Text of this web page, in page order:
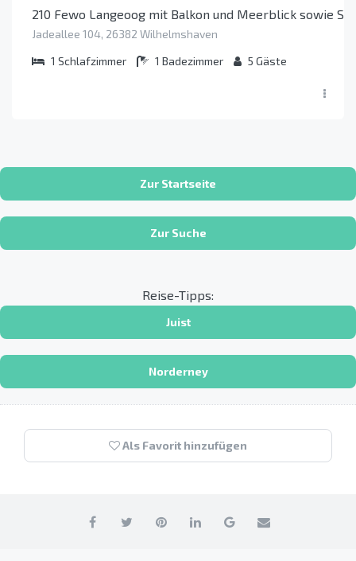
210 Fewo Langeoog mit Balkon und Meerblick sowie
Jadeallee 104, 26382 Wilhelmshaven
1 Schlafzimmer 1 Badezimmer 5 Gäste
Zur Startseite
Zur Suche
Reise-Tipps:
Juist
Norderney
Als Favorit hinzufügen